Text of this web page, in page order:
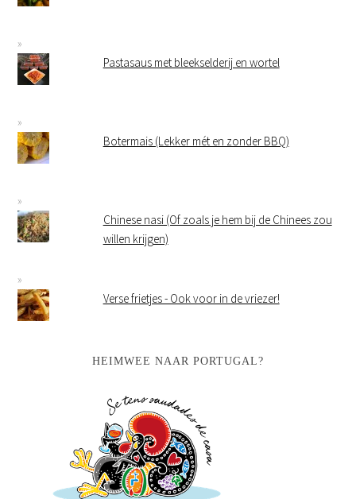
Pastasaus met bleekselderij en wortel
Botermais (Lekker mét en zonder BBQ)
Chinese nasi (Of zoals je hem bij de Chinees zou
willen krijgen)
Verse frietjes - Ook voor in de vriezer!
HEIMWEE NAAR PORTUGAL?